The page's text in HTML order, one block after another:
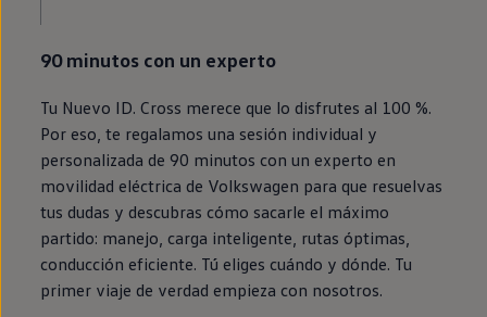
90 minutos con un experto
Tu Nuevo ID. Cross merece que lo disfrutes al 100 %.
Por eso, te regalamos una sesión individual y
personalizada de 90 minutos con un experto en
movilidad eléctrica de Volkswagen para que resuelvas
tus dudas y descubras cómo sacarle el máximo
partido: manejo, carga inteligente, rutas óptimas,
conducción eficiente. Tú eliges cuándo y dónde. Tu
primer viaje de verdad empieza con nosotros.